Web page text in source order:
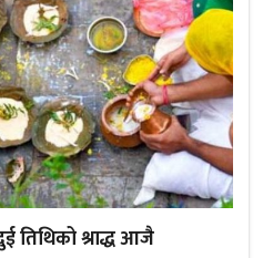
तिथिको श्राद्ध आजै